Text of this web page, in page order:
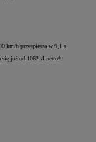
km/h przyspiesza w 9,1 s.
się już od 1062 zł netto*.